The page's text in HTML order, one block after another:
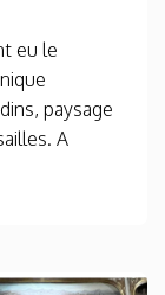
eu le
paysage
A